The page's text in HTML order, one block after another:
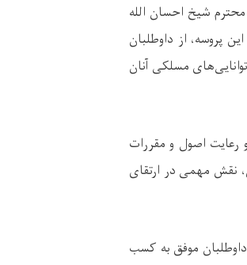
شيخ احسان الله
پروسه، از داوطلبان
مسلکی آنان
رعایت اصول و مقررات
نقش مهمی در ارتقای
داوطلبان موفق به کسب